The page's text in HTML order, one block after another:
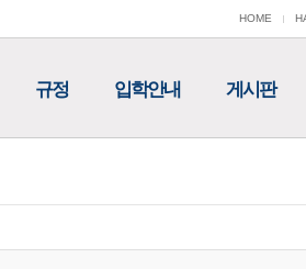
규정 입학안내 게시판
HOME